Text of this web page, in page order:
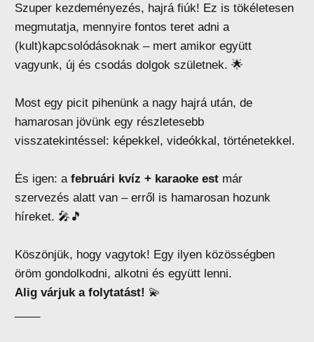
Szuper kezdeményezés, hajrá fiúk! Ez is tökéletesen
megmutatja, mennyire fontos teret adni a
(kult)kapcsolódásoknak – mert amikor együtt
vagyunk, új és csodás dolgok születnek. 🌟
Most egy picit pihenünk a nagy hajrá után, de
hamarosan jövünk egy részletesebb
visszatekintéssel: képekkel, videókkal, történetekkel.
És igen: a februári kvíz + karaoke estmár
szervezés alatt van – erről is hamarosan hozunk
híreket. 🎤🎵
Köszönjük, hogy vagytok! Egy ilyen közösségben
öröm gondolkodni, alkotni és együtt lenni.
Alig várjuk a folytatást! 💫